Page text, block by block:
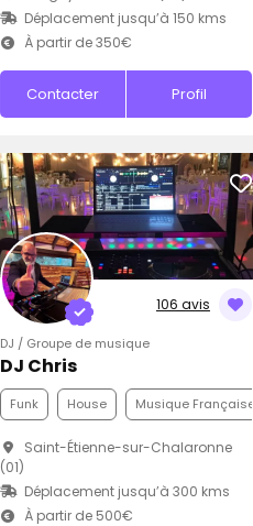
Déplacement jusqu’à 150 kms
À partir de 350€
Contacter Profil
106 avis
DJ / Groupe de musique
DJ Chris
Funk House Musique Française
Saint-Étienne-sur-Chalaronne
(01)
Déplacement jusqu’à 300 kms
À partir de 500€